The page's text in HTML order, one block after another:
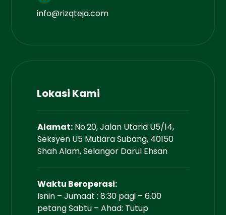
info@rizqteja.com
Lokasi Kami
Alamat:No.20, Jalan Utarid U5/14,
Seksyen U5 Mutiara Subang, 40150
Shah Alam, Selangor Darul Ehsan
Waktu Beroperasi:
Isnin – Jumaat : 8:30 pagi – 6.00
petang Sabtu – Ahad: Tutup